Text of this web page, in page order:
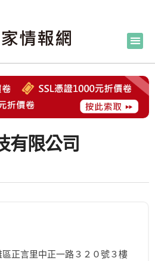
有限公司
正言里中正一路３２０號３樓